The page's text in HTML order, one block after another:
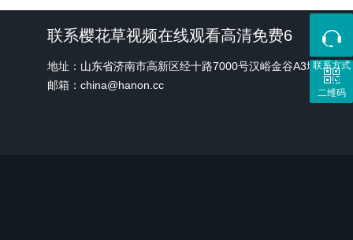
联系樱花草视频在线观看高清免费6
地址：山东省济南市高新区经十路7000号汉峪金谷A3地块1号
邮箱：china@hanon.cc
联系方式
二维码